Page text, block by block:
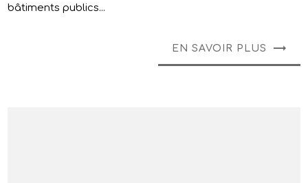
bâtiments publics...
EN SAVOIR PLUS